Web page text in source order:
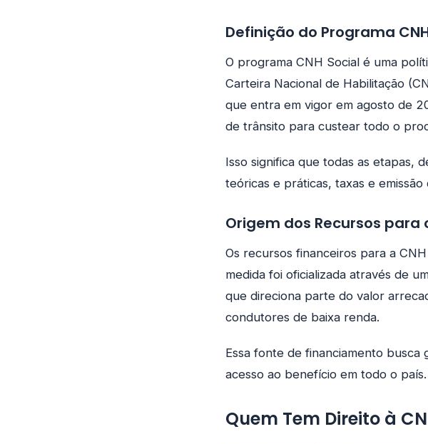
Definição do Programa
O programa CNH Social é uma
Carteira Nacional de Habilitação
que entra em vigor em agosto de
de trânsito para custear todo o
Isso significa que todas as etapas,
teóricas e práticas, taxas e
Origem dos Recursos para
Os recursos financeiros para a
medida foi oficializada através de
que direciona parte do valor
condutores de baixa renda.
Essa fonte de financiamento
acesso ao benefício em todo o país.
Quem Tem Direito à